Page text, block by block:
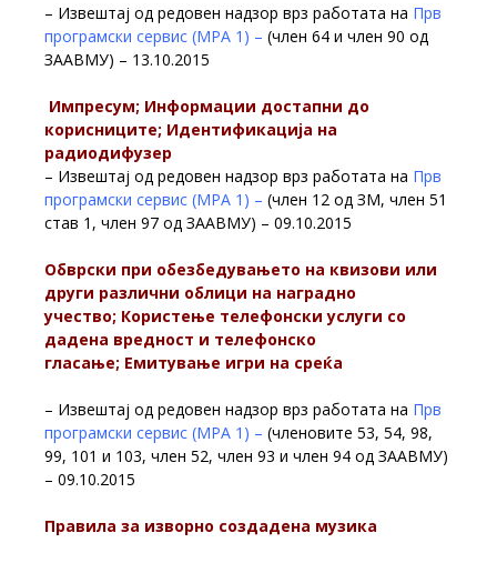
– Извештај од редовен надзор врз работата на Прв
програмски сервис (МРА 1) – (член 64 и член 90 од
ЗААВМУ) – 13.10.2015
Импресум; Информации достапни до
корисниците; Идентификација на
радиодифузер
– Извештај од редовен надзор врз работата на Прв
програмски сервис (МРА 1) – (член 12 од ЗМ, член 51
став 1, член 97 од ЗААВМУ) – 09.10.2015
Обврски при обезбедувањето на квизови или
други различни облици на наградно
учество; Користење телефонски услуги со
дадена вредност и телефонско
гласање; Eмитување игри на среќа
– Извештај од редовен надзор врз работата на Прв
програмски сервис (МРА 1) – (членовите 53, 54, 98,
99, 101 и 103, член 52, член 93 и член 94 од ЗААВМУ)
– 09.10.2015
Правила за изворно создадена музика